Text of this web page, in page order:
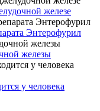
железе
Энтерофурил
железы
у человека